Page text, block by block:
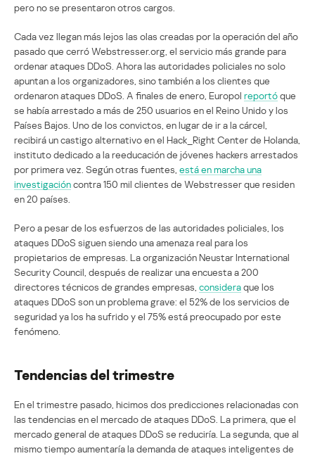
pero no se presentaron otros cargos.
Cada vez llegan más lejos las olas creadas por la operación del año
pasado que cerró Webstresser.org, el servicio más grande para
ordenar ataques DDoS. Ahora las autoridades policiales no solo
apuntan a los organizadores, sino también a los clientes que
ordenaron ataques DDoS. A finales de enero, Europol reportóque
se había arrestado a más de 250 usuarios en el Reino Unido y los
Países Bajos. Uno de los convictos, en lugar de ir a la cárcel,
recibirá un castigo alternativo en el Hack_Right Center de Holanda,
instituto dedicado a la reeducación de jóvenes hackers arrestados
por primera vez. Según otras fuentes, está en marcha una
investigacióncontra 150 mil clientes de Webstresser que residen
en 20 países.
Pero a pesar de los esfuerzos de las autoridades policiales, los
ataques DDoS siguen siendo una amenaza real para los
propietarios de empresas. La organización Neustar International
Security Council, después de realizar una encuesta a 200
directores técnicos de grandes empresas, consideraque los
ataques DDoS son un problema grave: el 52% de los servicios de
seguridad ya los ha sufrido y el 75% está preocupado por este
fenómeno.
Tendencias del trimestre
En el trimestre pasado, hicimos dos predicciones relacionadas con
las tendencias en el mercado de ataques DDoS. La primera, que el
mercado general de ataques DDoS se reduciría. La segunda, que al
mismo tiempo aumentaría la demanda de ataques inteligentes de